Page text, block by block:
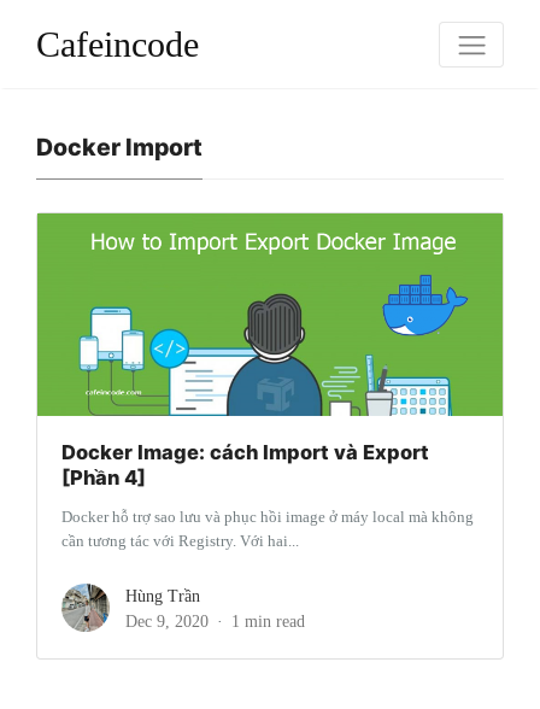
Cafeincode
Docker Import
Docker Image: cách Import và Export
[Phần 4]
Docker hỗ trợ sao lưu và phục hồi image ở máy local mà không
cần tương tác với Registry. Với hai...
Hùng Trần
Dec 9, 2020
1 min read